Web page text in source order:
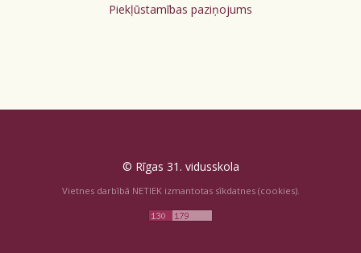
Piekļūstamības paziņojums
© Rīgas 31. vidusskola
Vietnes darbībā NETIEK izmantotas sīkdatnes (cookies).